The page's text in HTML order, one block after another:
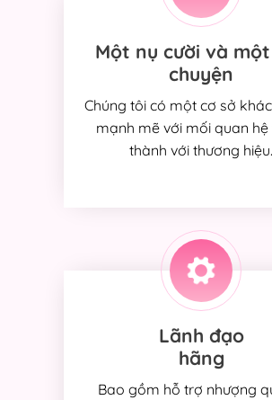
Một nụ cười và
chuyện
Chúng tôi có một cơ sở
mạnh mẽ với mối quan hệ
thành với thương hiệu.
Lãnh đạo
hãng
Bao gồm hỗ trợ nhượng